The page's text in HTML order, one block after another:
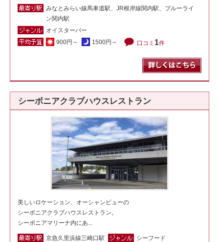
みなとみらい線馬車道駅、JR根岸線関内駅、ブルーライ
ン関内駅
オイスターバー
900円～
1500円～ 口コミ 1件
シーボニアクラブハウスレストラン
美しいロケーション、オーシャンビューの
シーボニアクラブハウスレストラン。
シーボニアマリーナ内にあ...
京急久里浜線三崎口駅
シーフード